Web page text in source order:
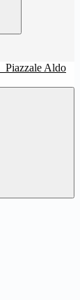
Piazzale Aldo